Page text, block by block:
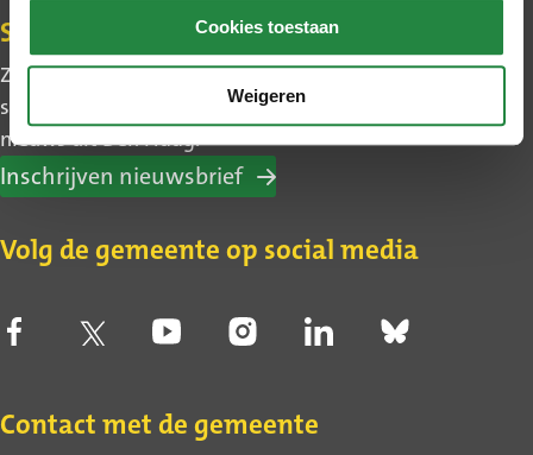
Cookies toestaan
Weigeren
Contact
Schrijf u in voor de nieuwsbrief
Zo blijft u makkelijk op de hoogte van wat er in uw
stadsdeel gebeurt. Ook leest u het belangrijkste
nieuws uit Den Haag.
Inschrijven nieuwsbrief
Volg de gemeente op social media
Contact met de gemeente